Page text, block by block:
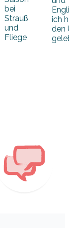
bei
Strauß
und
Fliege
ich
den